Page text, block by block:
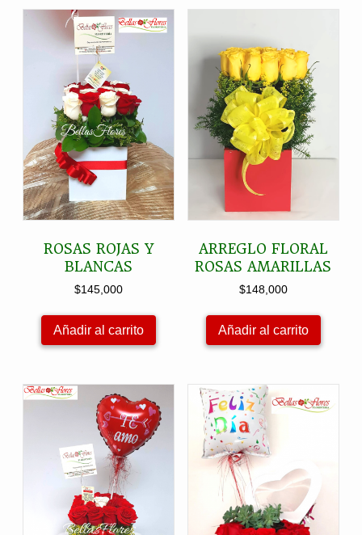
ROSAS ROJAS Y
BLANCAS
$145,000
Añadir al carrito
ARREGLO FLORAL
ROSAS AMARILLAS
$148,000
Añadir al carrito